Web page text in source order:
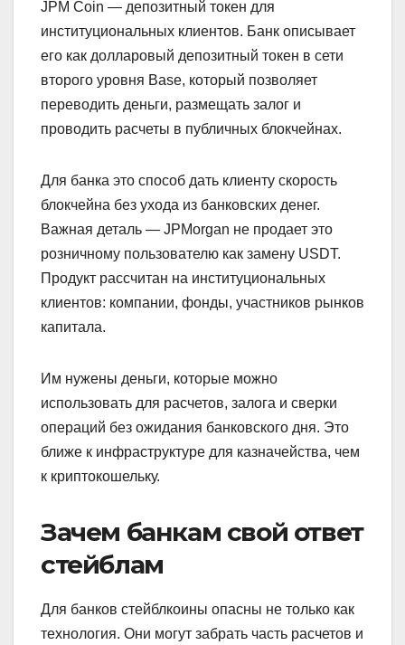
JPM Coin — депозитный токен для
институциональных клиентов. Банк описывает
его как долларовый депозитный токен в сети
второго уровня Base, который позволяет
переводить деньги, размещать залог и
проводить расчеты в публичных блокчейнах.
Для банка это способ дать клиенту скорость
блокчейна без ухода из банковских денег.
Важная деталь — JPMorgan не продает это
розничному пользователю как замену USDT.
Продукт рассчитан на институциональных
клиентов: компании, фонды, участников рынков
капитала.
Им нужены деньги, которые можно
использовать для расчетов, залога и сверки
операций без ожидания банковского дня. Это
ближе к инфраструктуре для казначейства, чем
к криптокошельку.
Зачем банкам свой ответ
стейблам
Для банков стейблкоины опасны не только как
технология. Они могут забрать часть расчетов и